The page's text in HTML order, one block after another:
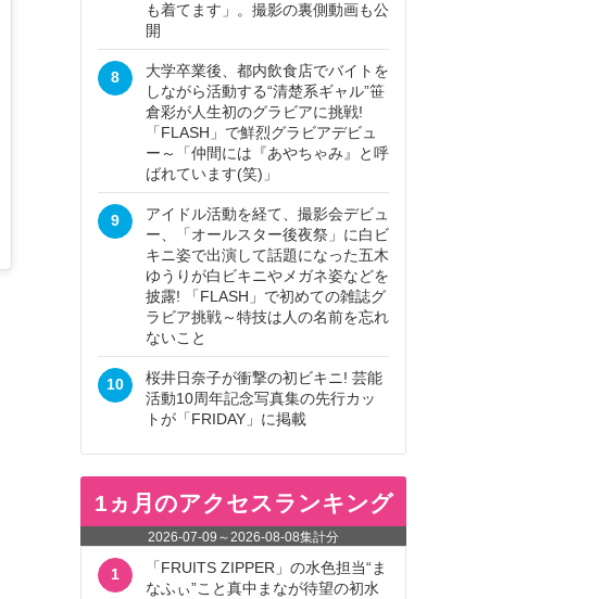
も着てます」。撮影の裏側動画も公
開
8
大学卒業後、都内飲食店でバイトを
しながら活動する“清楚系ギャル”笹
倉彩が人生初のグラビアに挑戦!
「FLASH」で鮮烈グラビアデビュ
ー～「仲間には『あやちゃみ』と呼
ばれています(笑)」
9
アイドル活動を経て、撮影会デビュ
ー、「オールスター後夜祭」に白ビ
キニ姿で出演して話題になった五木
ゆうりが白ビキニやメガネ姿などを
披露! 「FLASH」で初めての雑誌グ
ラビア挑戦～特技は人の名前を忘れ
ないこと
10
桜井日奈子が衝撃の初ビキニ! 芸能
活動10周年記念写真集の先行カッ
トが「FRIDAY」に掲載
1ヵ月のアクセスランキング
2026-07-09 ～2026-08-08集計分
1
「FRUITS ZIPPER」の水色担当“ま
なふぃ”こと真中まなが待望の初水